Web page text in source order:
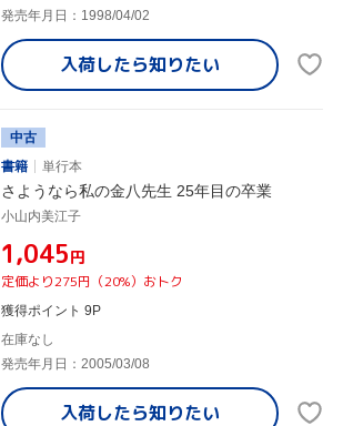
発売年月日：1998/04/02
入荷したら知りたい
中古
書籍
単行本
さようなら私の金八先生 25年目の卒業
小山内美江子
¥1,045円
定価より275円（20%）おトク
獲得ポイント 9P
在庫なし
発売年月日：2005/03/08
入荷したら知りたい